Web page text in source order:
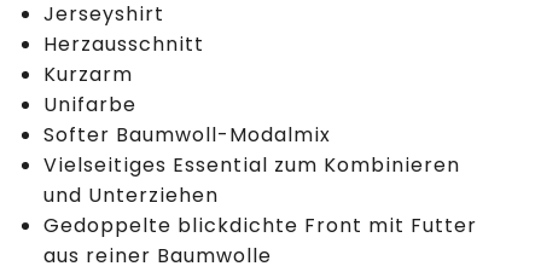
Jerseyshirt
Herzausschnitt
Kurzarm
Unifarbe
Softer Baumwoll-Modalmix
Vielseitiges Essential zum Kombinieren
und Unterziehen
Gedoppelte blickdichte Front mit Futter
aus reiner Baumwolle